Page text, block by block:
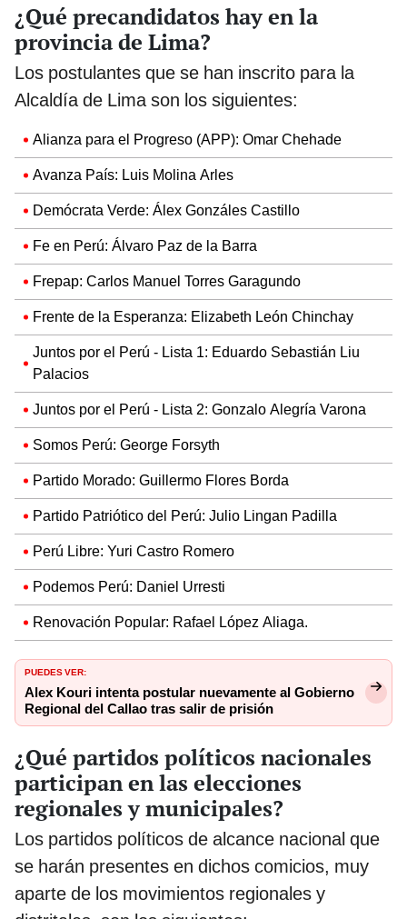
¿Qué precandidatos hay en la
provincia de Lima?
Los postulantes que se han inscrito para la
Alcaldía de Lima son los siguientes:
Alianza para el Progreso (APP): Omar Chehade
Avanza País: Luis Molina Arles
Demócrata Verde: Álex Gonzáles Castillo
Fe en Perú: Álvaro Paz de la Barra
Frepap: Carlos Manuel Torres Garagundo
Frente de la Esperanza: Elizabeth León Chinchay
Juntos por el Perú - Lista 1: Eduardo Sebastián Liu
Palacios
Juntos por el Perú - Lista 2: Gonzalo Alegría Varona
Somos Perú: George Forsyth
Partido Morado: Guillermo Flores Borda
Partido Patriótico del Perú: Julio Lingan Padilla
Perú Libre: Yuri Castro Romero
Podemos Perú: Daniel Urresti
Renovación Popular: Rafael López Aliaga.
PUEDES VER:
Alex Kouri intenta postular nuevamente al Gobierno
Regional del Callao tras salir de prisión
¿Qué partidos políticos nacionales
participan en las elecciones
regionales y municipales?
Los partidos políticos de alcance nacional que
se harán presentes en dichos comicios, muy
aparte de los movimientos regionales y